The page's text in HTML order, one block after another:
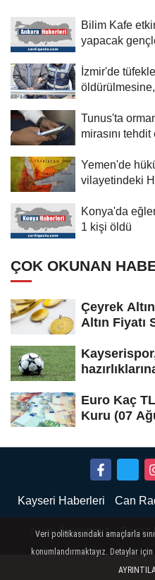
Bilim Kafe
yapacak
İzmir'de
Tunus'ta
mirasını
Yemen'de
vilayetindeki
Konya'da
1 kişi öldü
ÇOK OKUNAN
Çeyrek
Altın Fiyatı
Euro Kaç
Kuru (07
Kayseri Haberleri Can
Yayın İlkelerimiz Çerez
Veri politikasındaki amaçlarla
konumlandırmaktayız. Detaylar